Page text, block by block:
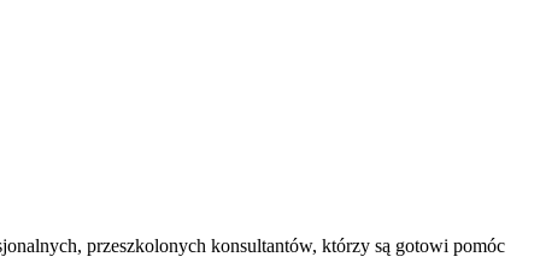
przeszkolonych konsultantów, którzy są gotowi pomóc